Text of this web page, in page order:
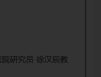
院研究员 徐汉辰教